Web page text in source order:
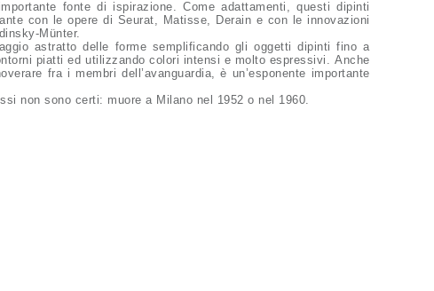
fonte di ispirazione. Come adattamenti, questi dipinti
con le opere di Seurat, Matisse, Derain e con le innovazioni
Münter.
astratto delle forme semplificando gli oggetti dipinti fino a
piatti ed utilizzando colori intensi e molto espressivi. Anche
fra i membri dell’avanguardia, è un’esponente importante
non sono certi: muore a Milano nel 1952 o nel 1960.